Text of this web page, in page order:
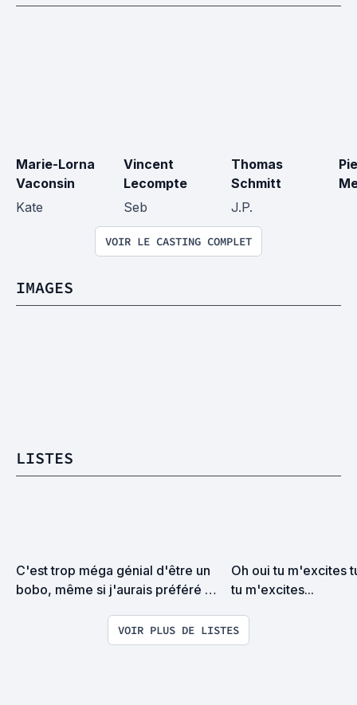
Marie-Lorna
Vaconsin
Kate
Vincent
Lecompte
Seb
Thomas
Schmitt
J.P.
VOIR LE CASTING COMPLET
IMAGES
LISTES
C'est trop méga génial d'être un
bobo, même si j'aurais préféré
Oh oui tu m'excites
tu m'excites...
VOIR PLUS DE LISTES